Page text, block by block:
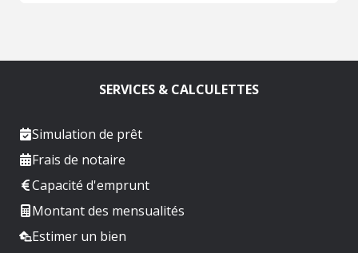
SERVICES & CALCULETTES
Simulation de prêt
Frais de notaire
Capacité d'emprunt
Montant des mensualités
Estimer un bien